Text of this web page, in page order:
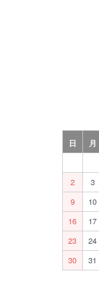
日 月
2
3
9
10
16
17
23
24
30
31